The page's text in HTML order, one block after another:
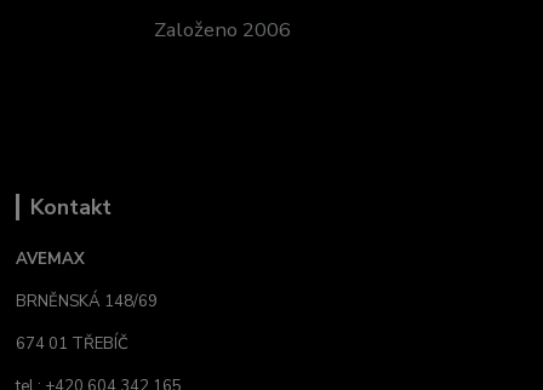
Založeno 2006
Kontakt
AVEMAX
BRNĚNSKÁ 148/69
674 01 TŘEBÍČ